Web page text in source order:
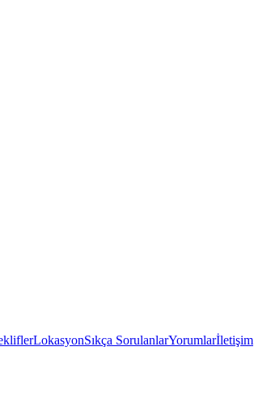
LokasyonSıkça SorulanlarYorumlarİletişim